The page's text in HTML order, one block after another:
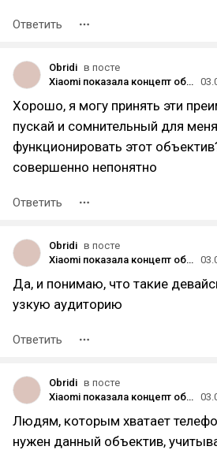
Ответить
Obridi в посте
Xiaomi показала концепт объектива, который крепится к задней части смартфона
Хорошо, я могу принять эти
пускай и сомнительный для
функционировать этот
совершенно непонятно
Ответить
Obridi в посте
Xiaomi показала концепт объектива, который крепится к задней части смартфона
Да, и понимаю, что такие
узкую аудиторию
Ответить
Obridi в посте
Xiaomi показала концепт объектива, который крепится к задней части смартфона
Людям, которым хватает
нужен данный объектив,